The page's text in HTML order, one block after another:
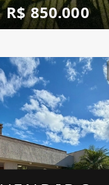
R$ 850.000